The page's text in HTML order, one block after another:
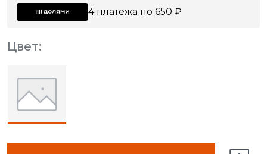
4 платежа по 650 ₽
Цвет: